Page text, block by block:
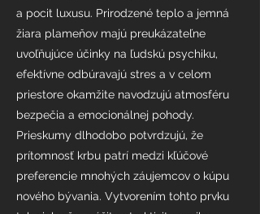
a pocit luxusu. Prirodzené teplo a jemná
žiara plameňov majú preukázateľne
uvoľňujúce účinky na ľudskú psychiku,
efektívne odbúravajú stres a v celom
priestore okamžite navodzujú atmosféru
bezpečia a emocionálnej pohody.
Prieskumy dlhodobo potvrdzujú, že
prítomnosť krbu patrí medzi kľúčové
preferencie mnohých záujemcov o kúpu
nového bývania. Vytvorením tohto prvku